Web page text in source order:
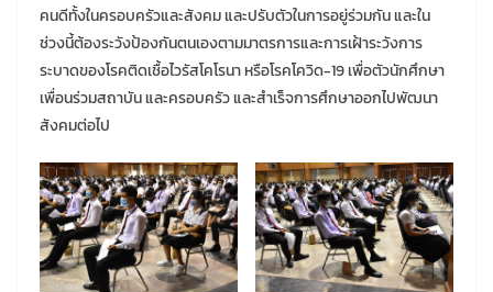
คนดีทั้งในครอบครัวและสังคม และปรับตัวในการอยู่ร่วมกัน และใน
ช่วงนี้ต้องระวังป้องกันตนเองตามมาตรการและการเฝ้าระวังการ
ระบาดของโรคติดเชื้อไวรัสโคโรนา หรือโรคโควิด-19 เพื่อตัวนักศึกษา
เพื่อนร่วมสถาบัน และครอบครัว และสำเร็จการศึกษาออกไปพัฒนา
สังคมต่อไป